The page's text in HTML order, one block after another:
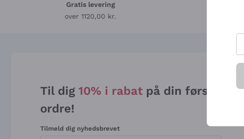
Gratis levering
over 1120,00 kr.
Til dig 10% i rabat på din første
ordre!
Tilmeld dig nyhedsbrevet